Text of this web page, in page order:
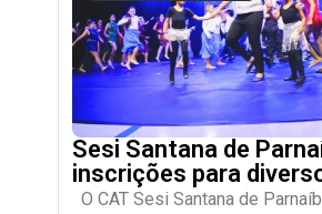
Sesi Santana de
inscrições para
O CAT Sesi Santana de